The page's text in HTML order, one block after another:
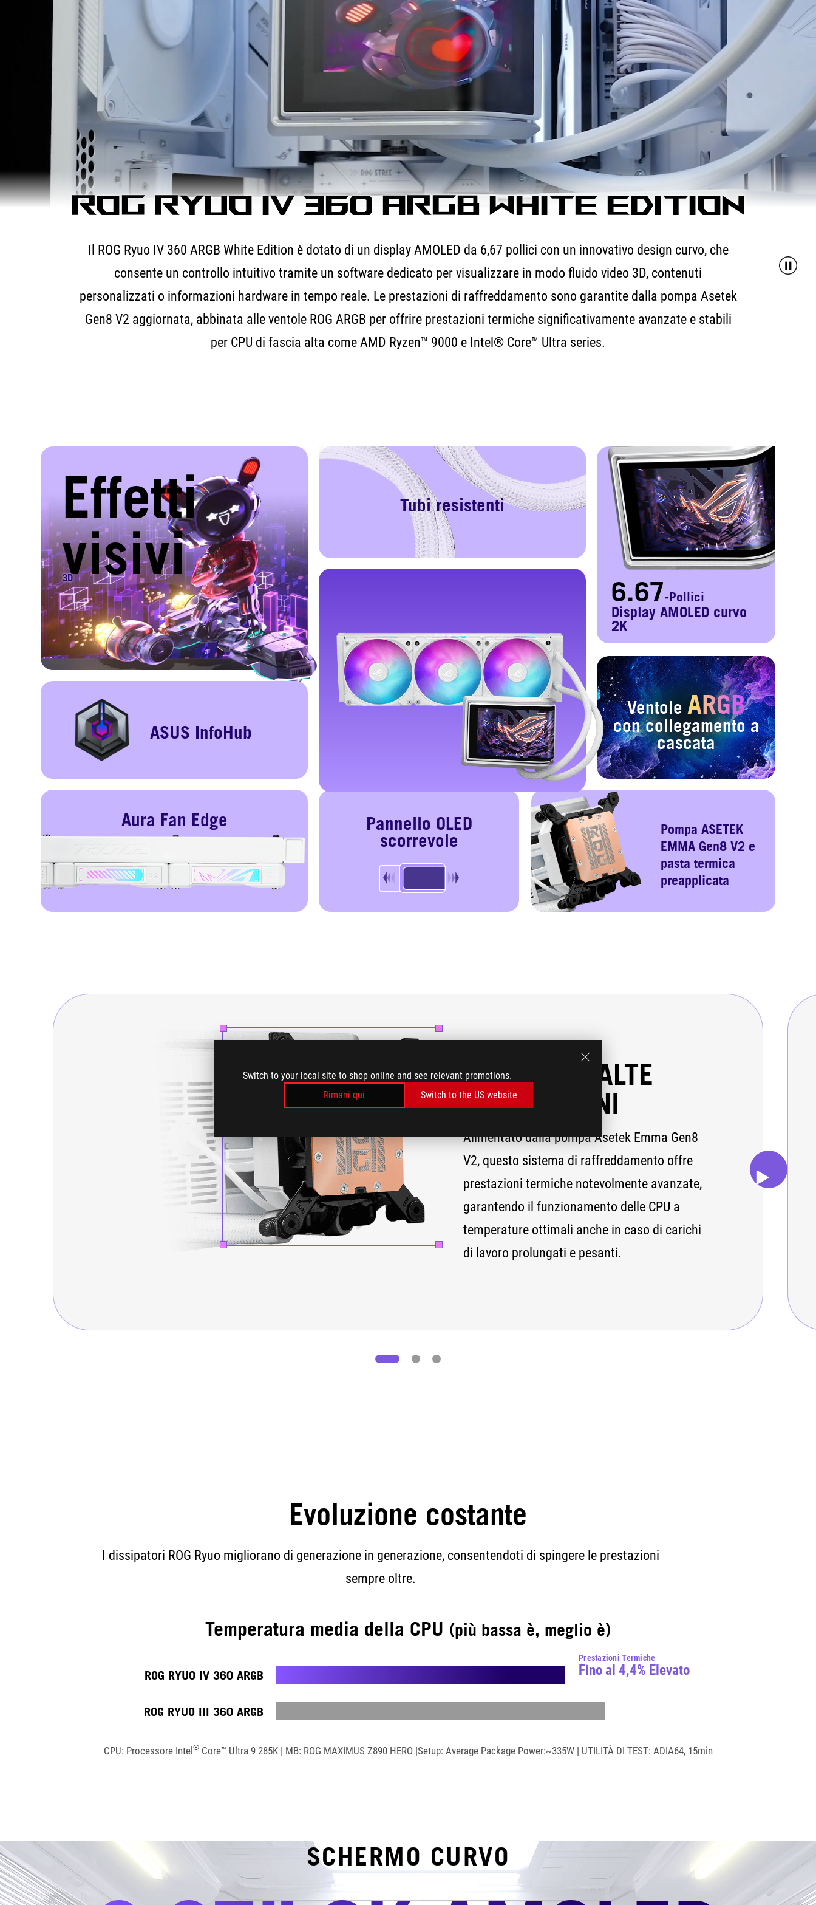
Switch to your local site to shop online and see relevant promotions.
Rimani qui
Switch to the US website
ROG RYUO IV 360 ARGB WHITE EDITION
Il ROG Ryuo IV 360 ARGB White Edition è dotato di un display AMOLED da 6,67 pollici con un innovativo design curvo, che
consente un controllo intuitivo tramite un software dedicato per visualizzare in modo fluido video 3D, contenuti
personalizzati o informazioni hardware in tempo reale. Le prestazioni di raffreddamento sono garantite dalla pompa Asetek
Gen8 V2 aggiornata, abbinata alle ventole ROG ARGB per offrire prestazioni termiche significativamente avanzate e stabili
per CPU di fascia alta come AMD Ryzen™ 9000 e Intel® Core™ Ultra series.
Effetti
visivi
3D
Tubi resistenti
6.67-Pollici
Display AMOLED curvo
2K
ASUS InfoHub
Ventole ARGB
con collegamento a
cascata
Aura Fan Edge
Pannello OLED
scorrevole
Pompa ASETEK
EMMA Gen8 V2 e
pasta termica
preapplicata
POMPA AD ALTE
PRESTAZIONI
Alimentato dalla pompa Asetek Emma Gen8
V2, questo sistema di raffreddamento offre
prestazioni termiche notevolmente avanzate,
garantendo il funzionamento delle CPU a
temperature ottimali anche in caso di carichi
di lavoro prolungati e pesanti.
Evoluzione costante
I dissipatori ROG Ryuo migliorano di generazione in generazione, consentendoti di spingere le prestazioni
sempre oltre.
Temperatura media della CPU (più bassa è, meglio è)
ROG RYUO IV 360 ARGB
Prestazioni Termiche
Fino al 4,4% Elevato
ROG RYUO III 360 ARGB
CPU: Processore Intel®Core™ Ultra 9 285K | MB: ROG MAXIMUS Z890 HERO |Setup: Average Package Power:~335W | UTILITÀ DI TEST: ADIA64, 15min
SCHERMO CURVO